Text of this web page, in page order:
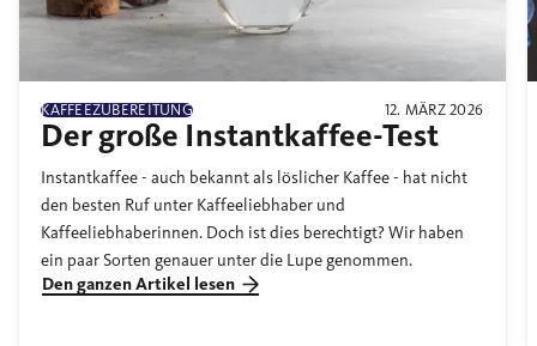
KAFFEEZUBEREITUNG 12. MÄRZ 2026
Der große Instantkaffee-Test
Instantkaffee - auch bekannt als löslicher Kaffee - hat nicht
den besten Ruf unter Kaffeeliebhaber und
Kaffeeliebhaberinnen. Doch ist dies berechtigt? Wir haben
ein paar Sorten genauer unter die Lupe genommen.
Den ganzen Artikel lesen